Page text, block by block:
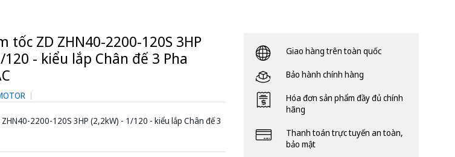
tốc ZD ZHN40-2200-120S 3HP
120 - kiểu lắp Chân đế 3 Pha
2200-120S 3HP (2,2kW) - 1/120 - kiểu lắp Chân đế 3
Giao hàng trên toàn quốc
Bảo hành chính hàng
Hóa đơn sản phẩm đầy đủ chính
hãng
Thanh toán trực tuyến an toàn,
bảo mật